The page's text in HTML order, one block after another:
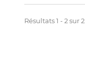
Résultats 1 - 2 sur 2.